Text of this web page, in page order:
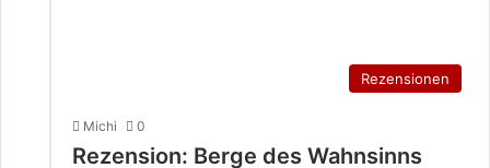
Rezensionen
Michi 0
Rezension: Berge des Wahnsinns